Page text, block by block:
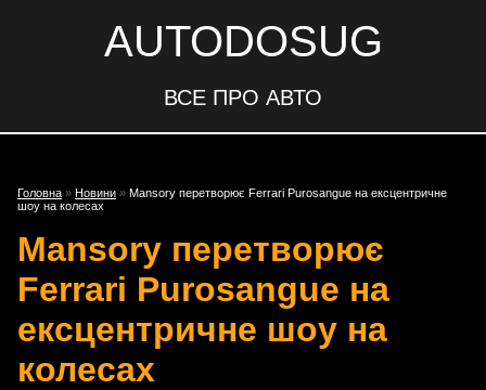
AUTODOSUG
ВСЕ ПРО АВТО
Головна » Новини » Mansory перетворює Ferrari Purosangue на ексцентричне
шоу на колесах
Mansory перетворює
Ferrari Purosangue на
ексцентричне шоу на
колесах